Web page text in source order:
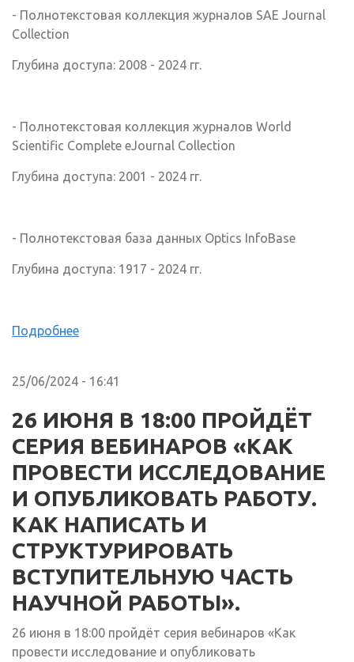
- Полнотекстовая коллекция журналов SAE Journal
Collection
Глубина доступа: 2008 - 2024 гг.
- Полнотекстовая коллекция журналов World
Scientific Complete eJournal Collection
Глубина доступа: 2001 - 2024 гг.
- Полнотекстовая база данных Optics InfoBase
Глубина доступа: 1917 - 2024 гг.
Подробнее
25/06/2024 - 16:41
26 ИЮНЯ В 18:00 ПРОЙДЁТ
СЕРИЯ ВЕБИНАРОВ «КАК
ПРОВЕСТИ ИССЛЕДОВАНИЕ
И ОПУБЛИКОВАТЬ РАБОТУ.
КАК НАПИСАТЬ И
СТРУКТУРИРОВАТЬ
ВСТУПИТЕЛЬНУЮ ЧАСТЬ
НАУЧНОЙ РАБОТЫ».
26 июня в 18:00 пройдёт серия вебинаров «Как
провести исследование и опубликовать